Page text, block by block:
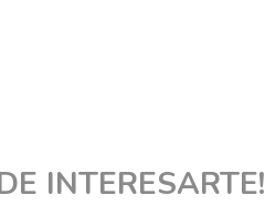
INTERESARTE!